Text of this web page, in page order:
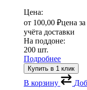
Цена:
от 100,00 ₽цена
учёта доставки
На поддоне:
200 шт.
Подробнее
Купить в 1 клик
В корзину